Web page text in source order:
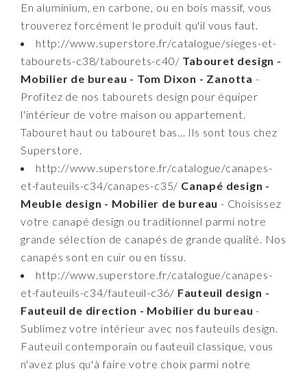
En aluminium, en carbone, ou en bois massif, vous
trouverez forcément le produit qu'il vous faut.
http://www.superstore.fr/catalogue/sieges-et-
tabourets-c38/tabourets-c40/ Tabouret design -
Mobilier de bureau - Tom Dixon - Zanotta -
Profitez de nos tabourets design pour équiper
l'intérieur de votre maison ou appartement.
Tabouret haut ou tabouret bas... Ils sont tous chez
Superstore.
http://www.superstore.fr/catalogue/canapes-
et-fauteuils-c34/canapes-c35/ Canapé design -
Meuble design - Mobilier de bureau - Choisissez
votre canapé design ou traditionnel parmi notre
grande sélection de canapés de grande qualité. Nos
canapés sont en cuir ou en tissu.
http://www.superstore.fr/catalogue/canapes-
et-fauteuils-c34/fauteuil-c36/ Fauteuil design -
Fauteuil de direction - Mobilier du bureau -
Sublimez votre intérieur avec nos fauteuils design.
Fauteuil contemporain ou fauteuil classique, vous
n'avez plus qu'à faire votre choix parmi notre